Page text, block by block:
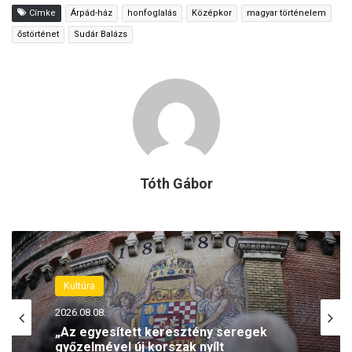
Címke Árpád-ház honfoglalás Középkor magyar történelem
őstörténet Sudár Balázs
Tóth Gábor
Kultúra
2026.08.08.
Kultúra
2026.08.07.